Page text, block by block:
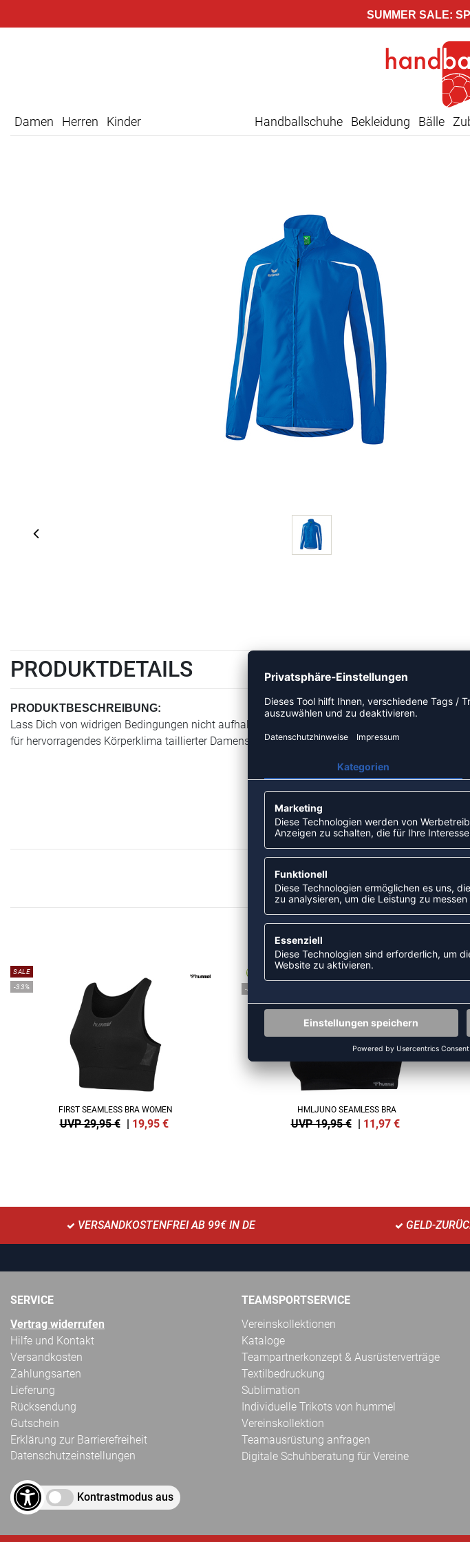
SUMMER SALE:
Damen Herren Kinder Handballschuhe Bekleidung Bälle
PRODUKTDETAILS
PRODUKTBESCHREIBUNG:
Lass Dich von widrigen Bedingungen nicht aufhalten. Innenkragen aus weichem
für hervorragendes Körperklima taillierter Damenschnitt Ventilationseinsätze am Rücken wind-
MEHR AUS DER
SALE
-33%
FIRST SEAMLESS BRA WOMEN
UVP 29,95 € | 19,95 €
-40%
HMLJUNO SEAMLESS BRA
UVP 19,95 € | 11,97 €
VERSANDKOSTENFREI AB 99€ IN DE GELD-
SERVICE
Vertrag widerrufen
Hilfe und Kontakt
Versandkosten
Zahlungsarten
Lieferung
Rücksendung
Gutschein
Erklärung zur Barrierefreiheit
Datenschutzeinstellungen
Kontrastmodus aus
TEAMSPORTSERVICE
Vereinskollektionen
Kataloge
Teampartnerkonzept & Ausrüsterverträge
Textilbedruckung
Sublimation
Individuelle Trikots von hummel
Vereinskollektion
Teamausrüstung anfragen
Digitale Schuhberatung für Vereine